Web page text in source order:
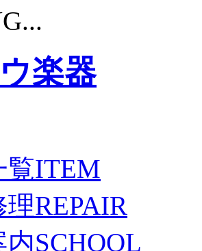
楽器
覧ITEM
理REPAIR
内SCHOOL